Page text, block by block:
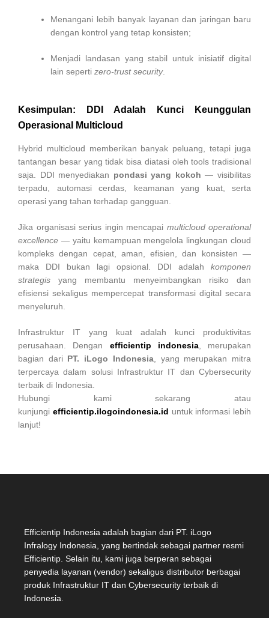
Menangani lebih banyak layanan dan jaringan baru
dengan kontrol yang tetap konsisten;
Menjadi landasan yang stabil untuk inisiatif digital
lain seperti zero-trust security.
Kesimpulan: DDI Adalah Kunci Keunggulan
Operasional Multicloud
Hybrid multicloud memberikan banyak peluang, tetapi juga
tantangan besar yang tidak bisa diatasi oleh tools tradisional
saja. DDI menyediakan pondasi yang kokoh — visibilitas
terpadu, automasi cerdas, keamanan yang kuat, serta
operasi yang tahan terhadap gangguan.
Jika organisasi serius ingin mencapai multicloud operational
excellence — yaitu kemampuan mengelola lingkungan cloud
kompleks dengan cepat, aman, efisien, dan konsisten —
maka DDI bukan lagi opsional. DDI adalah komponen
strategis yang membantu menyeimbangkan risiko dan
efisiensi sekaligus mempercepat transformasi digital secara
menyeluruh.
Infrastruktur IT yang kuat adalah kunci produktivitas
perusahaan. Dengan efficientip indonesia, merupakan
bagian dari PT. iLogo Indonesia, yang merupakan mitra
terpercaya dalam solusi Infrastruktur IT dan Cybersecurity
terbaik di Indonesia.
Hubungi kami sekarang atau
kunjungi efficientip.ilogoindonesia.id untuk informasi lebih
lanjut!
Efficientip Indonesia adalah bagian dari PT. iLogo
Infralogy Indonesia, yang bertindak sebagai partner resmi
Efficientip. Selain itu, kami juga berperan sebagai
penyedia layanan (vendor) sekaligus distributor berbagai
produk Infrastruktur IT dan Cybersecurity terbaik di
Indonesia.